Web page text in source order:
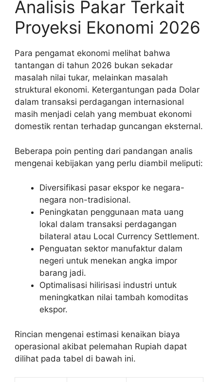
Analisis Pakar Terkait
Proyeksi Ekonomi 2026
Para pengamat ekonomi melihat bahwa
tantangan di tahun 2026 bukan sekadar
masalah nilai tukar, melainkan masalah
struktural ekonomi. Ketergantungan pada Dolar
dalam transaksi perdagangan internasional
masih menjadi celah yang membuat ekonomi
domestik rentan terhadap guncangan eksternal.
Beberapa poin penting dari pandangan analis
mengenai kebijakan yang perlu diambil meliputi:
Diversifikasi pasar ekspor ke negara-
negara non-tradisional.
Peningkatan penggunaan mata uang
lokal dalam transaksi perdagangan
bilateral atau Local Currency Settlement.
Penguatan sektor manufaktur dalam
negeri untuk menekan angka impor
barang jadi.
Optimalisasi hilirisasi industri untuk
meningkatkan nilai tambah komoditas
ekspor.
Rincian mengenai estimasi kenaikan biaya
operasional akibat pelemahan Rupiah dapat
dilihat pada tabel di bawah ini.